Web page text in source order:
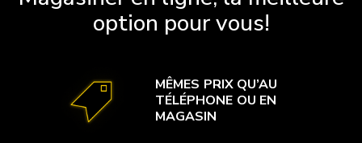
option pour vous!
MÊMES PRIX QU’AU
TÉLÉPHONE OU EN
MAGASIN